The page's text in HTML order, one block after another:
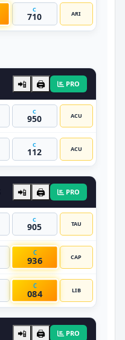
C
710 ARI
📲 🖨️ PRO
C
950 ACU
C
112 ACU
📲 🖨️ PRO
C
905 TAU
C
936 CAP
C
084 LIB
📲 🖨️ PRO